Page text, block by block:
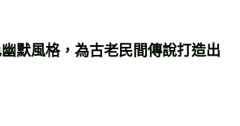
查看運費
默風格，為古老民間傳說打造出